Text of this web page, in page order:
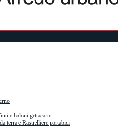
e bidoni gettacarte
terra e Rastrelliere portabici